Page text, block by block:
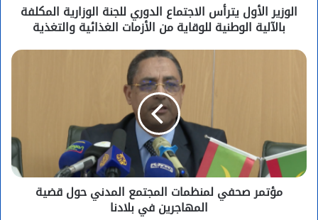
الوزير الأول يترأس الاجتماع الدوري للجنة الوزارية المكلفة
بالآلية الوطنية للوقاية من الأزمات الغذائية والتغذية
مؤتمر صحفي لمنظمات المجتمع المدني حول قضية
المهاجرين في بلادنا